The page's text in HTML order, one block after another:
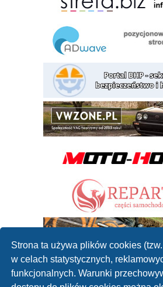
Strona ta używa plików cookies
w celach statystycznych,
funkcjonalnych. Warunki